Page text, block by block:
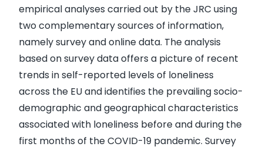
empirical analyses carried out by the JRC using
two complementary sources of information,
namely survey and online data. The analysis
based on survey data offers a picture of recent
trends in self-reported levels of loneliness
across the EU and identifies the prevailing socio-
demographic and geographical characteristics
associated with loneliness before and during the
first months of the COVID-19 pandemic. Survey